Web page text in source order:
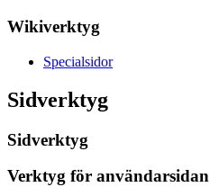
Wikiverktyg
Specialsidor
Sidverktyg
Sidverktyg
Verktyg för användarsidan